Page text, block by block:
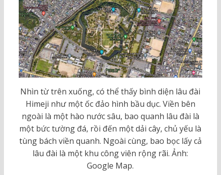
Nhìn từ trên xuống, có thể thấy bình diện lâu đài
Himeji như một ốc đảo hình bầu dục. Viền bên
ngoài là một hào nước sâu, bao quanh lâu đài là
một bức tường đá, rồi đến một dải cây, chủ yếu là
tùng bách viền quanh. Ngoài cùng, bao bọc lấy cả
lâu đài là một khu công viên rộng rãi. Ảnh:
Google Map.